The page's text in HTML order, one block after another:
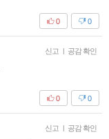
0
0
신고 | 공감 확인
0
0
신고 | 공감 확인